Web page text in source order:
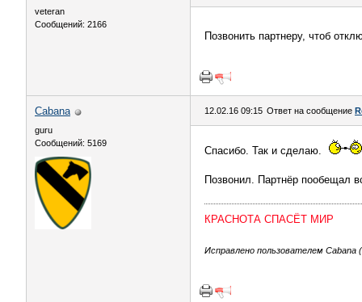
veteran
Сообщений: 2166
Позвонить партнеру, чтоб
Cabana
guru
Сообщений: 5169
12.02.16 09:15 Ответ на сообщение
Спасибо. Так и сделаю.
Позвонил. Партнёр пообещал
КРАСНОТА СПАСЁТ МИР
Исправлено пользователем Cabana